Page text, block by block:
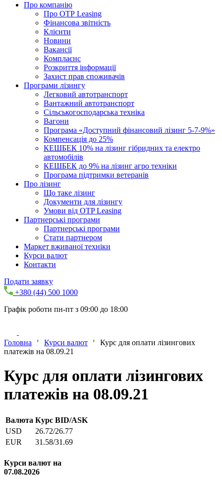
Про компанію
Про ОТР Leasing
Фінансова звітність
Клієнти
Новини
Вакансії
Комплаєнс
Розкриття інформації
Захист прав споживачів
Програми лізингу
Легковий автотранспорт
Вантажний автотранспорт
Cільськогосподарська техніка
Вагони
Програма «Доступний фінансовий лізинг 5-7-9%»
Компенсація до 25%
КЕШБЕК 10% на лізинг гібридних та електро
автомобілів
КЕШБЕК до 9% на лізинг агро техніки
Програма підтримки ветеранів
Про лізинг
Що таке лізинг
Документи для лізингу
Умови від OTP Leasing
Партнерські програми
Партнерські програми
Стати партнером
Маркет вживаної техніки
Курси валют
Контакти
Подати заявку
+380 (44) 500 1000
Графік роботи пн-пт з 09:00 до 18:00
Головна Курси валют
Курс для оплати лізингових
платежів на 08.09.21
Курс для оплати лізингових
платежів на 08.09.21
Валюта Курс BID/ASK
USD
26.72/26.77
EUR
31.58/31.69
Курси валют на
07.08.2026